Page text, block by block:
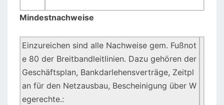
Mindestnachweise
Einzureichen sind alle Nachweise gem. Fußnot
e 80 der Breitbandleitlinien. Dazu gehören der
Geschäftsplan, Bankdarlehensverträge, Zeitpl
an für den Netzausbau, Bescheinigung über W
egerechte.: